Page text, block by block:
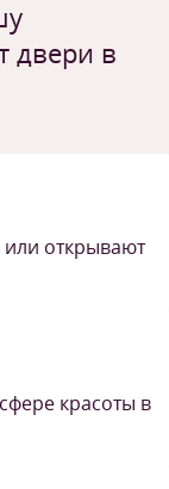
двери в
открывают
красоты в